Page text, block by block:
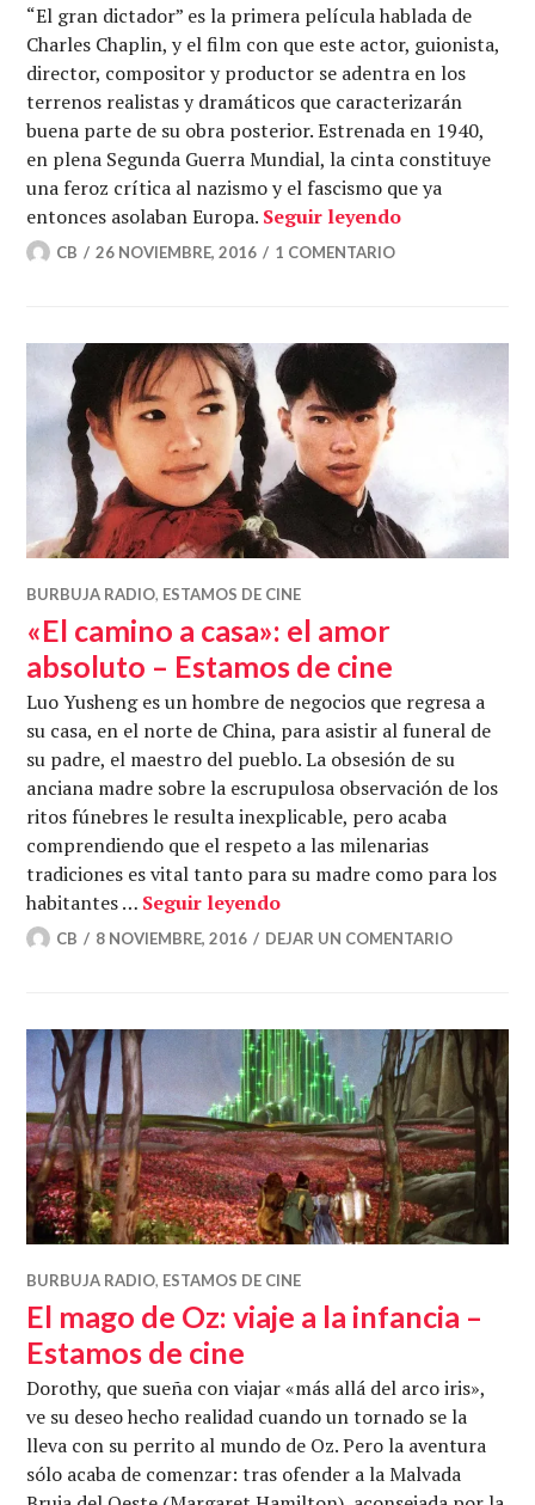
“El gran dictador” es la primera película hablada de
Charles Chaplin, y el film con que este actor, guionista,
director, compositor y productor se adentra en los
terrenos realistas y dramáticos que caracterizarán
buena parte de su obra posterior. Estrenada en 1940,
en plena Segunda Guerra Mundial, la cinta constituye
una feroz crítica al nazismo y el fascismo que ya
entonces asolaban Europa. Seguir leyendo«El gran
CB 26 NOVIEMBRE, 2016 1 COMENTARIO
BURBUJA RADIO, ESTAMOS DE CINE
«El camino a casa»: el amor
absoluto – Estamos de cine
Luo Yusheng es un hombre de negocios que regresa a
su casa, en el norte de China, para asistir al funeral de
su padre, el maestro del pueblo. La obsesión de su
anciana madre sobre la escrupulosa observación de los
ritos fúnebres le resulta inexplicable, pero acaba
comprendiendo que el respeto a las milenarias
tradiciones es vital tanto para su madre como para los
habitantes … Seguir leyendo«El camino a casa»: el
CB 8 NOVIEMBRE, 2016 DEJAR UN COMENTARIO
BURBUJA RADIO, ESTAMOS DE CINE
El mago de Oz: viaje a la infancia –
Estamos de cine
Dorothy, que sueña con viajar «más allá del arco iris»,
ve su deseo hecho realidad cuando un tornado se la
lleva con su perrito al mundo de Oz. Pero la aventura
sólo acaba de comenzar: tras ofender a la Malvada